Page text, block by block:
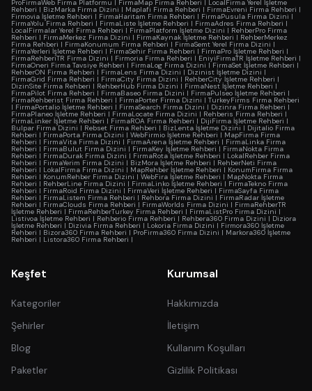
ProFirmaWeb Firma Platformu | FirmaMap Firma Rehberi | LocalFirma Yerel İşletme
Rehberi | BizMarka Firma Dizini | Maplafi Firma Rehberi | FirmaEvreni Firma Rehberi |
Firmovia İşletme Rehberi | FirmaHaritam Firma Rehberi | FirmaPusula Firma Dizini |
FirmaYolu Firma Rehberi | FirmaListe İşletme Rehberi | FirmaAdres Firma Rehberi |
LocalFirmalar Yerel Firma Rehberi | FirmaPlatform İşletme Dizini | RehberPro Firma
Rehberi | FirmaMerkez Firma Dizini | FirmaKaynak İşletme Rehberi | RehberMerkez
Firma Rehberi | FirmaKonumum Firma Rehberi | FirmaSemt Yerel Firma Dizini |
FirmaYerleri İşletme Rehberi | FirmaSehir Firma Rehberi | FirmaPro İşletme Rehberi |
FirmaRehberiTR Firma Dizini | Firmoria Firma Rehberi | EniyiFirmaTR İşletme Rehberi |
FirmaOneri Firma Tavsiye Rehberi | FirmaLog Firma Dizini |FirmaSet İşletme Rehberi |
RehberON Firma Rehberi | FirmaLens Firma Dizini | Dizinist İşletme Dizini |
FirmaGrid Firma Rehberi | FirmaCity Firma Dizini | RehberCity İşletme Rehberi |
DizinSite Firma Rehberi | RehberHub Firma Dizini | FirmaNest İşletme Rehberi |
FirmaPilot Firma Rehberi | FirmaBaseo Firma Dizini | FirmaPulseo İşletme Rehberi |
FirmaRehberist Firma Rehberi | FirmaPorter Firma Dizini | TurkeyFirms Firma Rehberi
| FirmaPortalio İşletme Rehberi | FirmaSearch Firma Dizini | Dizinra Firma Rehberi |
FirmaPlaneo İşletme Rehberi | FirmaLocate Firma Dizini | Rehberis Firma Rehberi |
FirmaLinker İşletme Rehberi | FirmaROA Firma Rehberi | DijiFirma İşletme Rehberi |
Bulpar Firma Dizini | Rebset Firma Rehberi | BizLenta İşletme Dizini | Dijitalio Firma
Rehberi | FirmaPorta Firma Dizini | WebFirmio İşletme Rehberi | MapFirma Firma
Rehberi | FirmaVita Firma Dizini | FirmaArena İşletme Rehberi | FirmaLinka Firma
Rehberi | FirmaBulut Firma Dizini | FirmaKey İşletme Rehberi | FirmaNokta Firma
Rehberi | FirmaDurak Firma Dizini | FirmaRota İşletme Rehberi | LokalRehber Firma
Rehberi | FirmaYerim Firma Dizini | BizMora İşletme Rehberi | RehberNeti Firma
Rehberi | LokalFirma Firma Dizini | MapRehber İşletme Rehberi | KonumFirma Firma
Rehberi | KonumRehber Firma Dizini | WebFira İşletme Rehberi | MapNokta Firma
Rehberi | RehberLine Firma Dizini | FirmaLinko İşletme Rehberi | FirmaTekno Firma
Rehberi | FirmaRoid Firma Dizini | FirmaVeri İşletme Rehberi | FirmaSayfa Firma
Rehberi | FirmaListem Firma Rehberi | Rehbora Firma Dizini | FirmaRadar İşletme
Rehberi | FirmaClouds Firma Rehberi | FirmaWorlds Firma Dizini | FirmaRehberTR
İşletme Rehberi | FirmaRehberTurkey Firma Rehberi | FirmaListPro Firma Dizini |
Listivoa İşletme Rehberi | Rehberio Firma Rehberi | Rehbera360 Firma Dizini | Diziora
İşletme Rehberi | Dizivia Firma Rehberi | Lokoria Firma Dizini | Firmora360 İşletme
Rehberi | Bizora360 Firma Rehberi | ProFirma360 Firma Dizini | Markora360 İşletme
Rehberi | Listora360 Firma Rehberi |
Keşfet
Kategoriler
Şehirler
Blog
Paketler
Kurumsal
Hakkımızda
İletişim
Kullanım Koşulları
Gizlilik Politikası